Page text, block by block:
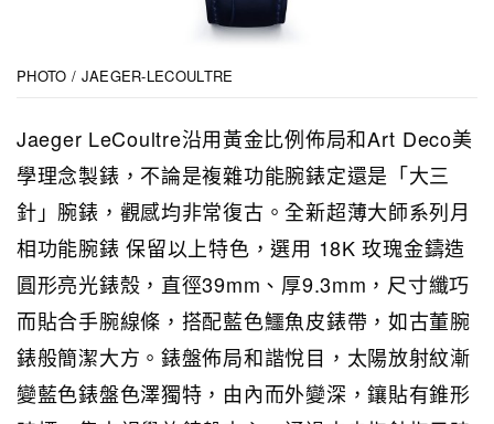
PHOTO / JAEGER-LECOULTRE
Jaeger LeCoultre沿用黃金比例佈局和Art Deco美
學理念製錶，不論是複雜功能腕錶定還是「大三
針」腕錶，觀感均非常復古。全新超薄大師系列月
相功能腕錶 保留以上特色，選用 18K 玫瑰金鑄造
圓形亮光錶殼，直徑39mm、厚9.3mm，尺寸纖巧
而貼合手腕線條，搭配藍色鱷魚皮錶帶，如古董腕
錶般簡潔大方。錶盤佈局和諧悅目，太陽放射紋漸
變藍色錶盤色澤獨特，由內而外變深，鑲貼有錐形